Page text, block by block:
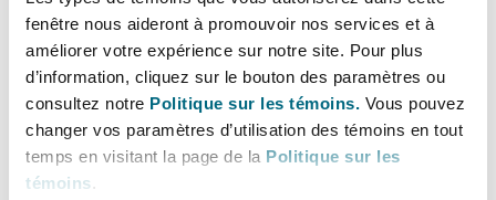
fenêtre nous aideront à promouvoir nos services et à
améliorer votre expérience sur notre site. Pour plus
d’information, cliquez sur le bouton des paramètres ou
consultez notre Politique sur les témoins. Vous pouvez
changer vos paramètres d’utilisation des témoins en tout
temps en visitant la page de la Politique sur les
témoins
Arbitrage international